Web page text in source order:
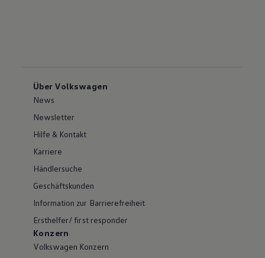
Über Volkswagen
News
Newsletter
Hilfe & Kontakt
Karriere
Händlersuche
Geschäftskunden
Information zur Barrierefreiheit
Ersthelfer/ first responder
Konzern
Volkswagen Konzern